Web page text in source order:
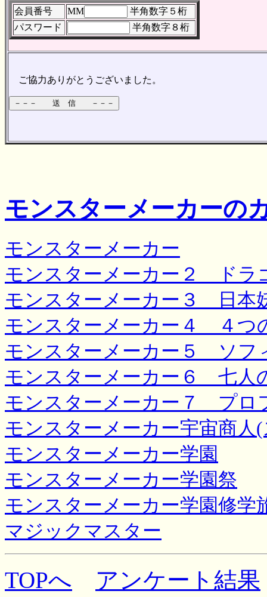
会員番号
MM
半角数字５桁
パスワード
半角数字８桁
ご協力ありがとうございました。
モンスターメーカーの
モンスターメーカー
モンスターメーカー２ ドラ
モンスターメーカー３ 日本
モンスターメーカー４ ４つ
モンスターメーカー５ ソフ
モンスターメーカー６ 七人
モンスターメーカー７ プロ
モンスターメーカー宇宙商
モンスターメーカー学園
モンスターメーカー学園祭
モンスターメーカー学園修学
マジックマスター
TOPへ アンケート結果